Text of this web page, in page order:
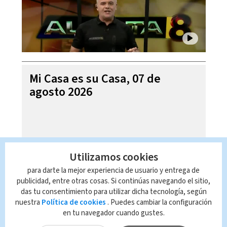
Mi Casa es su Casa, 07 de
agosto 2026
Utilizamos cookies
para darte la mejor experiencia de usuario y entrega de
publicidad, entre otras cosas. Si continúas navegando el sitio,
das tu consentimiento para utilizar dicha tecnología, según
nuestra Política de cookies . Puedes cambiar la configuración
en tu navegador cuando gustes.